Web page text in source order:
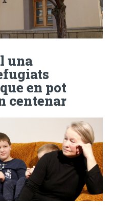
una
en pot
centenar